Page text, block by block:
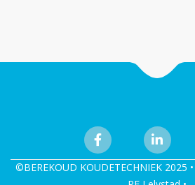
©BEREKOUD KOUDETECHNIEK 2025